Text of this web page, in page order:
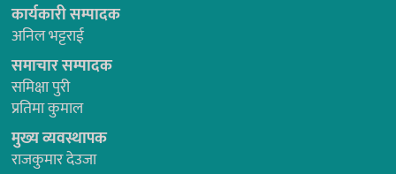
कार्यकारी सम्पादक
अनिल भट्टराई
समाचार सम्पादक
समिक्षा पुरी
प्रतिमा कुमाल
मुख्य व्यवस्थापक
राजकुमार देउजा